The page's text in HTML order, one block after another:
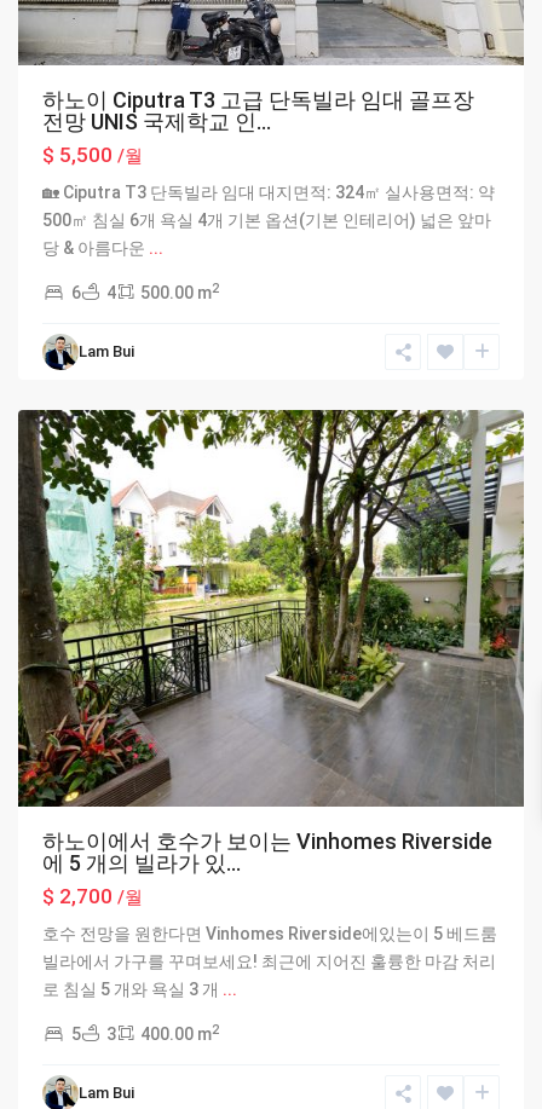
하노이 Ciputra T3 고급 단독빌라 임대 골프장
전망 UNIS 국제학교 인...
$ 5,500 /월
🏡 Ciputra T3 단독빌라 임대 대지면적: 324㎡ 실사용면적: 약
500㎡ 침실 6개 욕실 4개 기본 옵션(기본 인테리어) 넓은 앞마
당 & 아름다운 ...
6 4 500.00 m2
Lam Bui
하노이에서 호수가 보이는 Vinhomes Riverside
에 5 개의 빌라가 있...
$ 2,700 /월
호수 전망을 원한다면 Vinhomes Riverside에있는이 5 베드룸
빌라에서 가구를 꾸며보세요! 최근에 지어진 훌륭한 마감 처리
로 침실 5 개와 욕실 3 개 ...
5 3 400.00 m2
Lam Bui